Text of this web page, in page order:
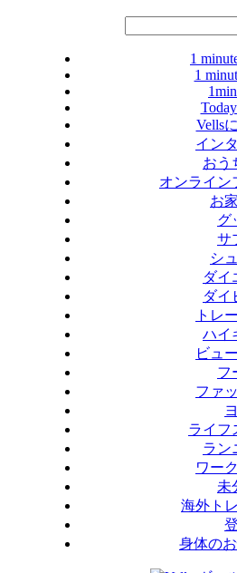
1
1
Vells
イン
おう
オンライン
お
グ
サ
シ
ダイ
ダイ
トレ
ハイ
ビュ
フ
ファ
ライフ
ラン
ワー
未
海外ト
身体の